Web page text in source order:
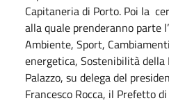
Capitaneria di Porto. Poi la
alla quale prenderanno parte
Ambiente, Sport,
energetica, Sostenibilità della
Palazzo, su delega del
Francesco Rocca, il Prefetto